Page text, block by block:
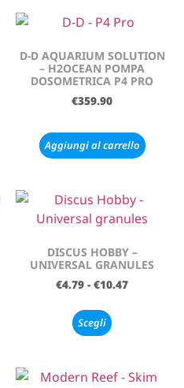
D-D AQUARIUM SOLUTION
– H2OCEAN POMPA
DOSOMETRICA P4 PRO
€359.90
Aggiungi al carrello
DISCUS HOBBY –
UNIVERSAL GRANULES
€4.79 - €10.47
Scegli